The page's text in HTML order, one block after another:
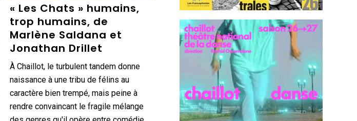
« Les Chats » humains,
trop humains, de
Marlène Saldana et
Jonathan Drillet
À Chaillot, le turbulent tandem donne
naissance à une tribu de félins au
caractère bien trempé, mais peine à
rendre convaincant le fragile mélange